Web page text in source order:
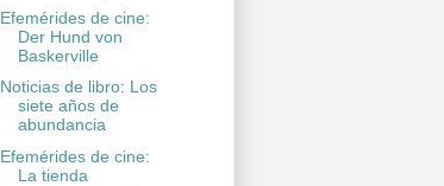
Efemérides de cine:
Der Hund von
Baskerville
Noticias de libro: Los
siete años de
abundancia
Efemérides de cine:
La tienda